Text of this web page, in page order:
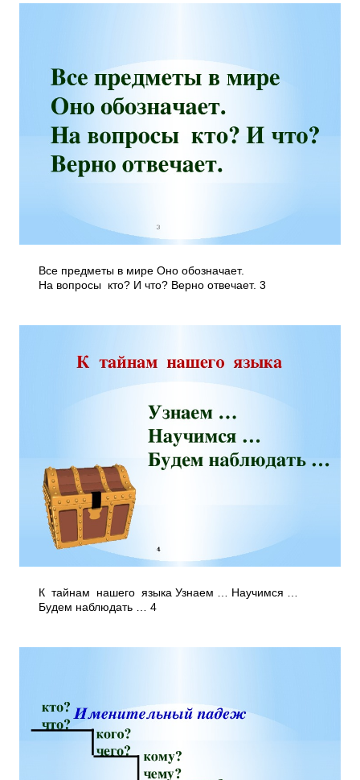
Все предметы в мире Оно обозначает.
На вопросы кто? И что? Верно отвечает. 3
К тайнам нашего языка Узнаем … Научимся …
Будем наблюдать … 4